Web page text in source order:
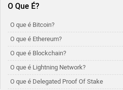
O Que É?
O que é Bitcoin?
O que é Ethereum?
O que é Blockchain?
O que é Lightning Network?
O que é Delegated Proof Of Stake